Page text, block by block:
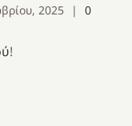
2025 |
0
!